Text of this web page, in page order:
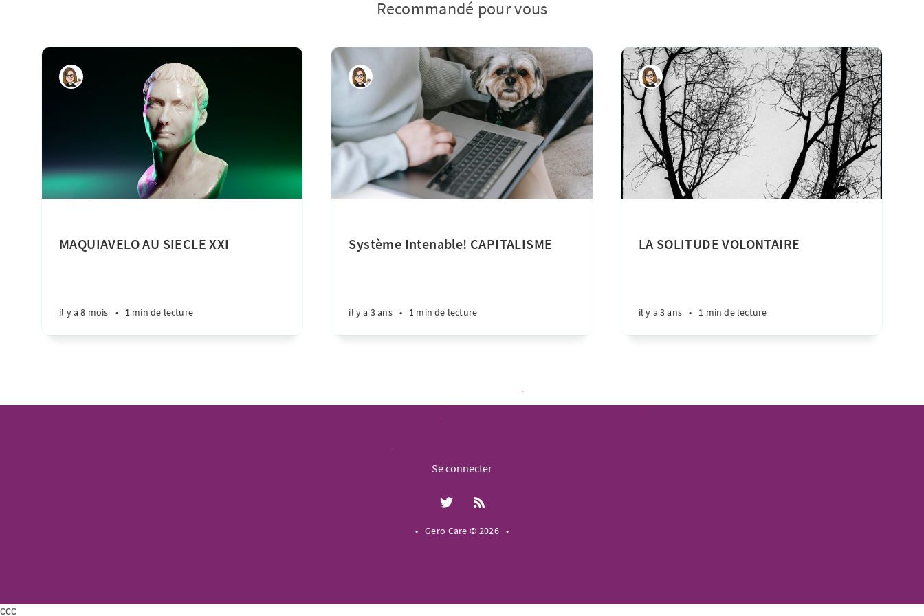
Recommandé pour vous
MAQUIAVELO AU SIECLE XXI
il y a 8 mois • 1 min de lecture
Système Intenable! CAPITALISME
il y a 3 ans • 1 min de lecture
LA SOLITUDE VOLONTAIRE
il y a 3 ans • 1 min de lecture
Se connecter
• Gero Care © 2026 •
ссс